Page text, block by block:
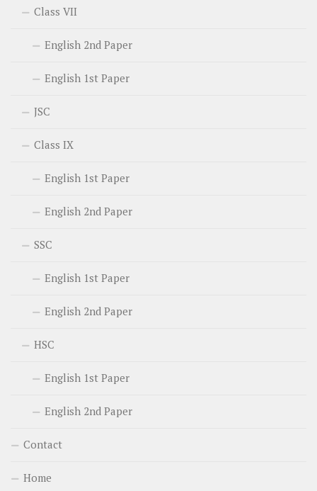
Class VII
English 2nd Paper
English 1st Paper
JSC
Class IX
English 1st Paper
English 2nd Paper
SSC
English 1st Paper
English 2nd Paper
HSC
English 1st Paper
English 2nd Paper
Contact
Home